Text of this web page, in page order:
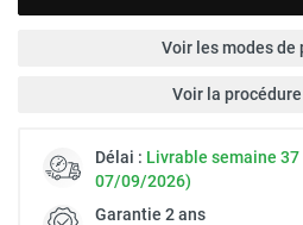
Voir les modes de
Voir la
Délai : Livrable semaine
07/09/2026)
Garantie 2 ans